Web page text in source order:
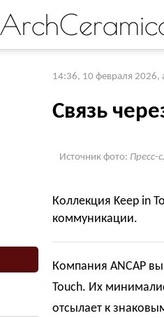
14:36, 10 февраля 2026,
Связь
Источник фото: Пресс-
Коллекция Keep in
коммуникации.
Компания ANCAP
Touch. Их
отсылает к